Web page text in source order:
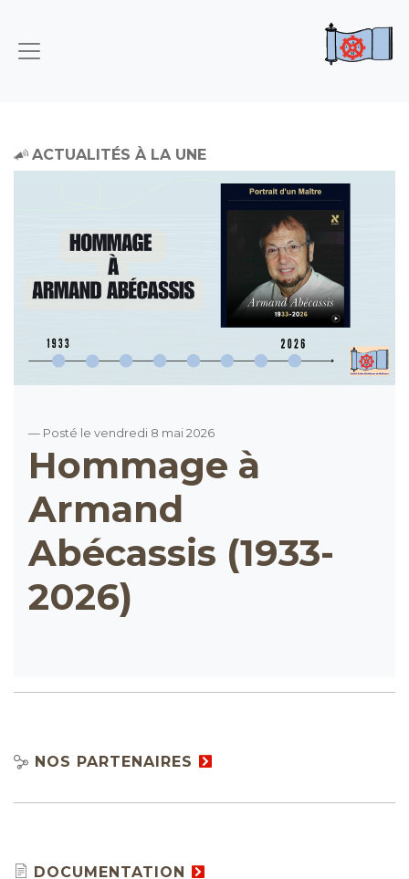
ACTUALITÉS À LA UNE
— Posté le vendredi 8 mai 2026
Hommage à
Armand
Abécassis (1933-
2026)
NOS PARTENAIRES
DOCUMENTATION